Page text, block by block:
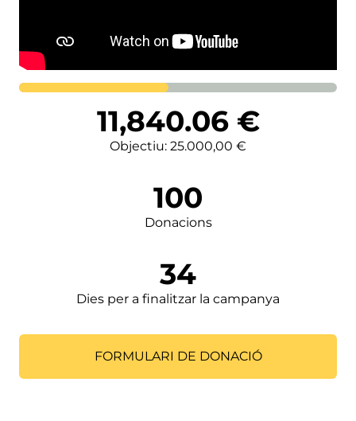
Lortutakoa
11,840.06€
Objectiu: 25.000,00 €
100
Donacions
34
Dies per a finalitzar la campanya
FORMULARI DE DONACIÓ